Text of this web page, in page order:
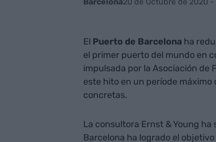
El Puerto de Barcelonaha
el primer puerto del mundo en
impulsada por la Asociación de
este hito en un període
concretas.
La consultora Ernst & Young
Barcelona ha logrado el